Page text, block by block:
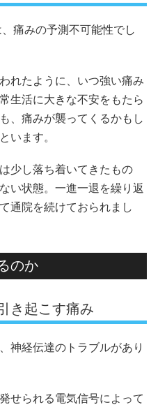
痛みの予測不可能性でし
れたように、いつ強い痛み
生活に大きな不安をもたら
、痛みが襲ってくるかもし
います。
少し落ち着いてきたもの
い状態。一進一退を繰り返
通院を続けておられまし
のか
き起こす痛み
神経伝達のトラブルがあり
せられる電気信号によって